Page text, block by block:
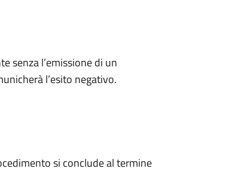
senza l’emissione di un
l’esito negativo.
si conclude al termine